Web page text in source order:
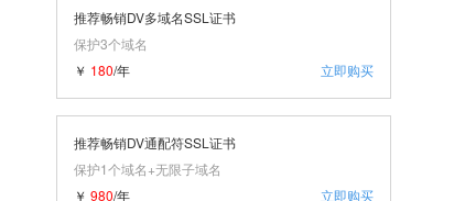
推荐畅销DV多域名SSL证书
保护3个域名
立即购买
￥ 180/年
推荐畅销DV通配符SSL证书
保护1个域名+无限子域名
立即购买
￥ 980/年